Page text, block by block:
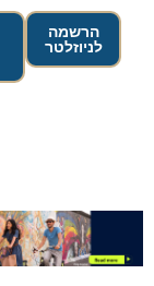
הרשמה
לניוזלטר